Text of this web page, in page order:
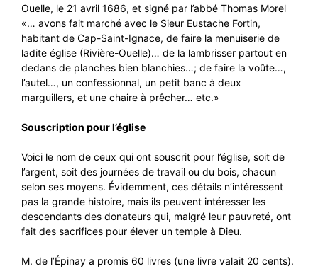
Ouelle, le 21 avril 1686, et signé par l’abbé Thomas Morel
«… avons fait marché avec le Sieur Eustache Fortin,
habitant de Cap-Saint-Ignace, de faire la menuiserie de
ladite église (Rivière-Ouelle)… de la lambrisser partout en
dedans de planches bien blanchies…; de faire la voûte…,
l’autel…, un confessionnal, un petit banc à deux
marguillers, et une chaire à prêcher… etc.»
Souscription pour l’église
Voici le nom de ceux qui ont souscrit pour l’église, soit de
l’argent, soit des journées de travail ou du bois, chacun
selon ses moyens. Évidemment, ces détails n’intéressent
pas la grande histoire, mais ils peuvent intéresser les
descendants des donateurs qui, malgré leur pauvreté, ont
fait des sacrifices pour élever un temple à Dieu.
M. de l’Épinay a promis 60 livres (une livre valait 20 cents).